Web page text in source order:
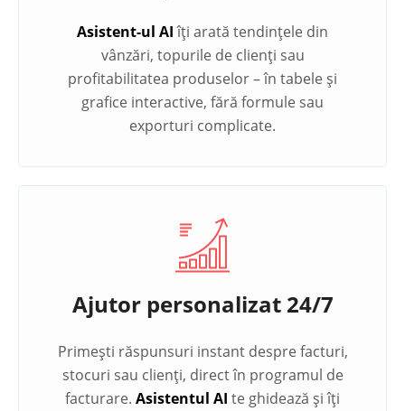
Asistent-ul AIîți arată tendințele din
vânzări, topurile de clienți sau
profitabilitatea produselor – în tabele și
grafice interactive, fără formule sau
exporturi complicate.
Ajutor personalizat 24/7
Primești răspunsuri instant despre facturi,
stocuri sau clienți, direct în programul de
facturare. Asistentul AI te ghidează și îți